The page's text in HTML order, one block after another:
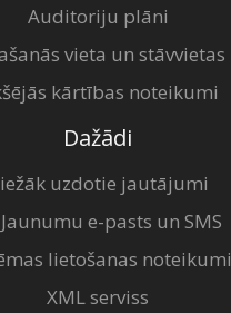
Auditoriju plāni
vieta un stāvvietas
kārtības noteikumi
Dažādi
uzdotie jautājumi
e-pasts un SMS
lietošanas noteikumi
XML serviss